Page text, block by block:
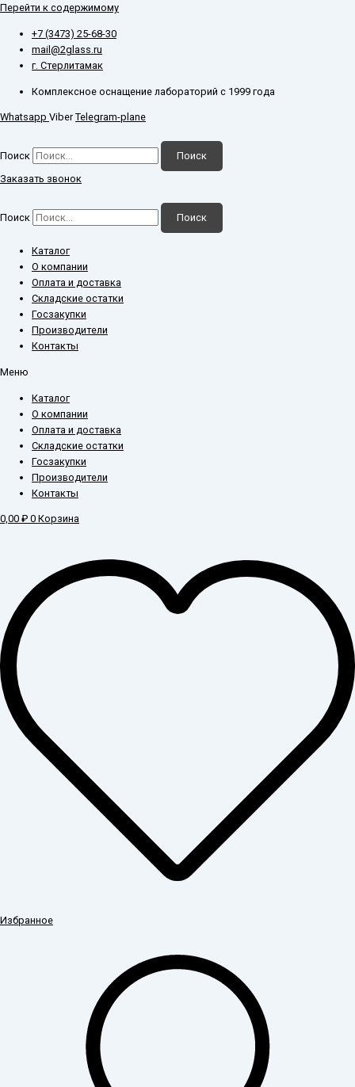
Перейти к содержимому
+7 (3473) 25-68-30
mail@2glass.ru
г. Стерлитамак
Комплексное оснащение лабораторий с 1999 года
Whatsapp Viber Telegram-plane
Поиск
Поиск
Заказать звонок
Поиск Поиск
Каталог
О компании
Оплата и доставка
Складские остатки
Госзакупки
Производители
Контакты
Меню
Каталог
О компании
Оплата и доставка
Складские остатки
Госзакупки
Производители
Контакты
0,00 ₽ 0 Корзина
Избранное